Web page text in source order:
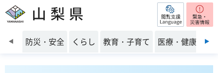
山梨県 閲覧支援
前のスライドを表示
防災・安全 くらし 教育・子育て 医療・健康・福